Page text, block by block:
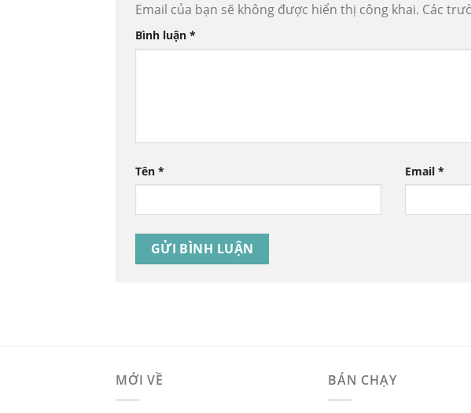
Email của bạn sẽ không được hiển thị công khai. Các
Bình luận *
Tên * Email*
MỚI VỀ BÁN CHẠY